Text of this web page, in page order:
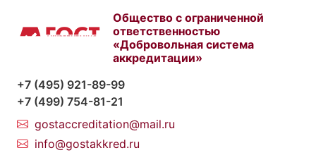
Общество с ограниченной
ответственностью
«Добровольная система
аккредитации»
+7 (495) 921-89-99
+7 (499) 754-81-21
gostaccreditation@mail.ru
info@gostakkred.ru